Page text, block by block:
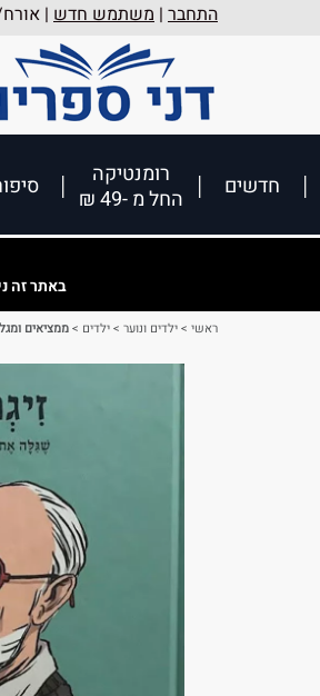
התחבר | משתמש חדש |
חדשים
רומנטיקה
החל מ -49 ₪
באתר זה
ראשי >ילדים ונוער >ילדים >ממציאים